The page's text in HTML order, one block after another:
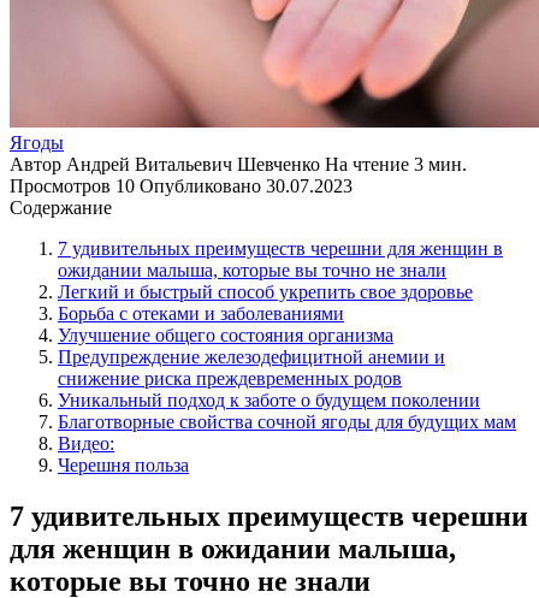
Ягоды
Автор Андрей Витальевич Шевченко На чтение 3 мин.
Просмотров 10 Опубликовано 30.07.2023
Содержание
7 удивительных преимуществ черешни для женщин в
ожидании малыша, которые вы точно не знали
Легкий и быстрый способ укрепить свое здоровье
Борьба с отеками и заболеваниями
Улучшение общего состояния организма
Предупреждение железодефицитной анемии и
снижение риска преждевременных родов
Уникальный подход к заботе о будущем поколении
Благотворные свойства сочной ягоды для будущих мам
Видео:
Черешня польза
7 удивительных преимуществ черешни
для женщин в ожидании малыша,
которые вы точно не знали